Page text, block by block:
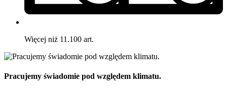
Więcej niż 11.100 art.
Pracujemy świadomie pod względem klimatu.